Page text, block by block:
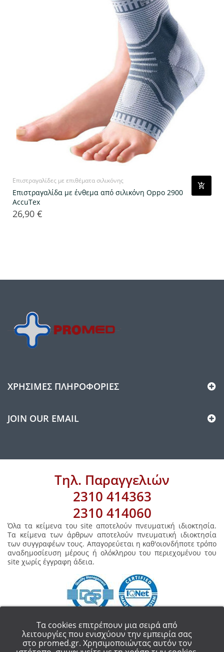
Τα cookies επιτρέπουν μια σειρά από
λειτουργίες που ενισχύουν την εμπειρία σας
στο promed.gr. Χρησιμοποιώντας αυτόν τον
Επιστραγαλίδες με επιθέματα σιλικόνης
Επιστραγαλίδα με ένθεμα από σιλικόνη Oppo 2900
AccuTex
Τιμή
26,90 €
ΧΡΉΣΙΜΕΣ ΠΛΗΡΟΦΟΡΊΕΣ
JOIN OUR EMAIL
Τηλ. Παραγγελιών
2310 414363
2310 414060
Όλα τα κείμενα του site αποτελούν πνευματική ιδιοκτησία.
Τα κείμενα των άρθρων αποτελούν πνευματική ιδιοκτησία
των συγγραφέων τους. Απαγορεύεται η καθ'οιονδήποτε τρόπο
αναδημοσίευση μέρους ή ολόκληρου του περιεχομένου του
site χωρίς έγγραφη άδεια.
COPYRIGHT 2018 - ALL RIGHT RESERVED.PROMED ΟΡΘΟΠΕΔΙΚΑ ΕΙΔΗ